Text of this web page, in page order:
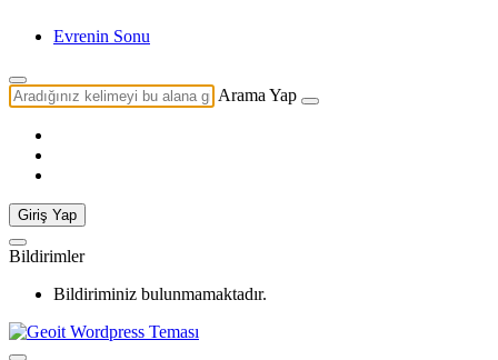
Evrenin Sonu Hakkı
Arama Yap
Giriş Yap
Bildirimler
Bildiriminiz bulunmamaktadır.